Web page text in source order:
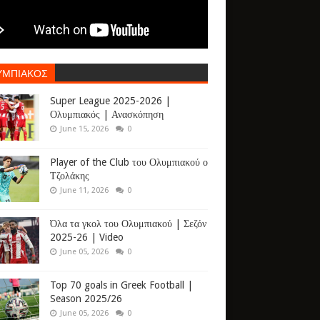
Super League 2025-2026 |
Ολυμπιακός | Ανασκόπηση
June 15, 2026 0
Player of the Club του Ολυμπιακού ο
Τζολάκης
June 11, 2026 0
Όλα τα γκολ του Ολυμπιακού | Σεζόν
2025-26 | Video
June 05, 2026 0
Top 70 goals in Greek Football |
Season 2025/26
June 05, 2026 0